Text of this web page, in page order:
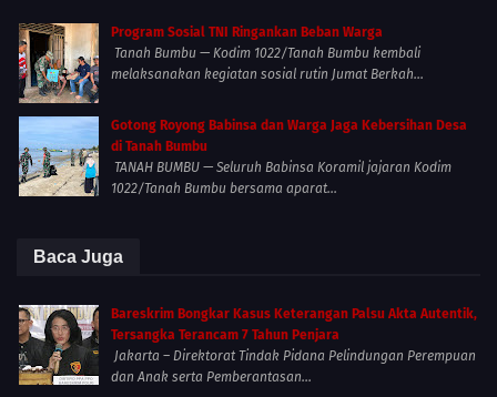
Program Sosial TNI Ringankan Beban Warga
Tanah Bumbu — Kodim 1022/Tanah Bumbu kembali
melaksanakan kegiatan sosial rutin Jumat Berkah...
Gotong Royong Babinsa dan Warga Jaga Kebersihan Desa
di Tanah Bumbu
TANAH BUMBU — Seluruh Babinsa Koramil jajaran Kodim
1022/Tanah Bumbu bersama aparat...
Baca Juga
Bareskrim Bongkar Kasus Keterangan Palsu Akta Autentik,
Tersangka Terancam 7 Tahun Penjara
Jakarta – Direktorat Tindak Pidana Pelindungan Perempuan
dan Anak serta Pemberantasan...